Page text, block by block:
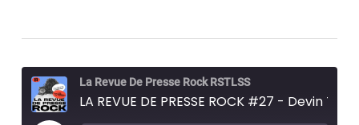
La Revue De Presse Rock RSTLSS